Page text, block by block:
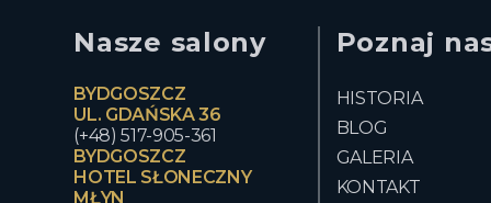
Nasze salony
BYDGOSZCZ
UL. GDAŃSKA 36
(+48) 517-905-361
BYDGOSZCZ
HOTEL SŁONECZNY
MŁYN
Poznaj
HISTORIA
BLOG
GALERIA
KONTAKT